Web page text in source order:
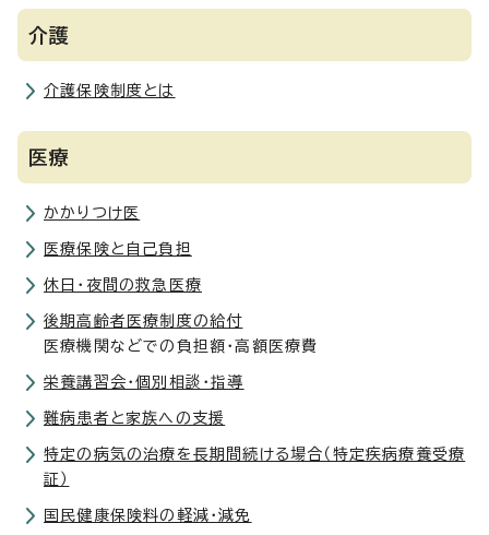
介護
介護保険制度とは
医療
かかりつけ医
医療保険と自己負担
休日・夜間の救急医療
後期高齢者医療制度の給付
医療機関などでの負担額・高額医療費
栄養講習会・個別相談・指導
難病患者と家族への支援
特定の病気の治療を長期間続ける場合（特定疾病療養受療
証）
国民健康保険料の軽減・減免